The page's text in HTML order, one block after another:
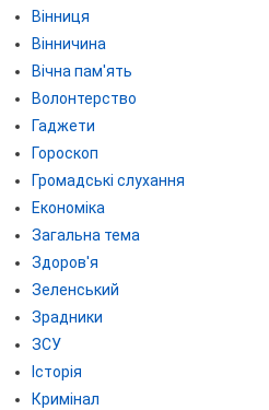
Вінниця
Вінничина
Вічна пам'ять
Волонтерство
Гаджети
Гороскоп
Громадські слухання
Економіка
Загальна тема
Здоров'я
Зеленський
Зрадники
ЗСУ
Історія
Кримінал